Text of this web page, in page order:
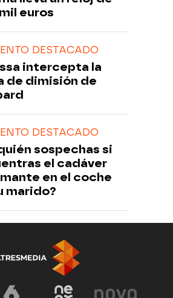
euros
DESTACADO
intercepta la
de dimisión de
DESTACADO
sospechas si
el cadáver
en el coche
marido?